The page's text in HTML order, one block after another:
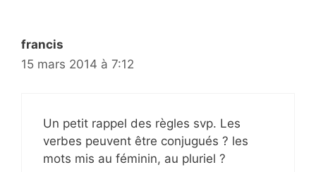
francis
15 mars 2014 à 7:12
Un petit rappel des règles svp. Les
verbes peuvent être conjugués ? les
mots mis au féminin, au pluriel ?